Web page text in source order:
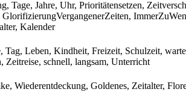
Tage, Jahre, Uhr, Prioritätensetzen,
Kalender
Tag, Leben, Kindheit, Freizeit, Schulzeit,
Zeitreise, schnell, langsam, Unterricht
Wiederentdeckung, Goldenes, Zeitalter,